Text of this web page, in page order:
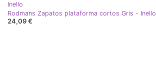
Inello
Rodmans Zapatos plataforma cortos Gris - Inello
24,09 €